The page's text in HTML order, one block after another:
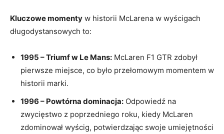
Kluczowe momenty w historii McLarena w wyścigach
długodystansowych to:
1995 – Triumf w Le Mans: McLaren F1 GTR zdobył
pierwsze miejsce, co było przełomowym momentem w
historii marki.
1996 – Powtórna dominacja: Odpowiedź na
zwycięstwo z poprzedniego roku, kiedy McLaren
zdominował wyścig, potwierdzając swoje umiejętności